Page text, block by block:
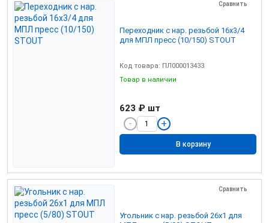
Сравнить
Переходник с нар. резьбой 16х3/4
для МПЛ пресс (10/150) STOUT
Код товара: ПЛ000013433
Товар в наличии
623 ₽ шт
В корзину
Сравнить
Угольник с нар. резьбой 26х1 для